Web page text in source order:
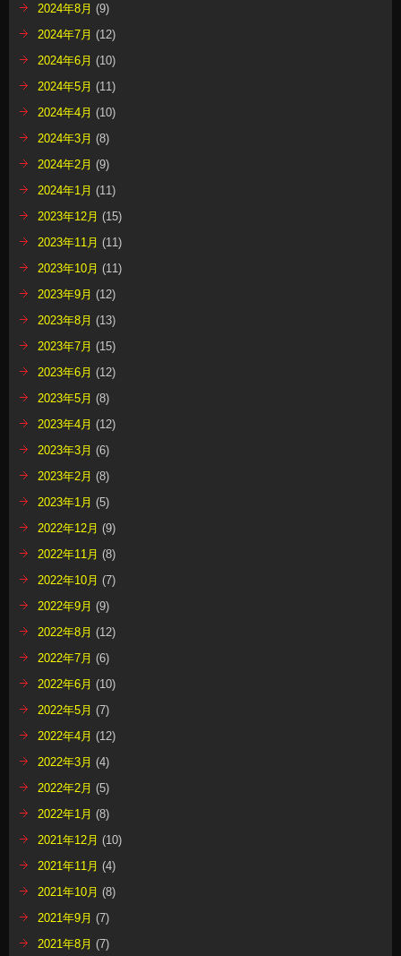
2024年8月 (9)
2024年7月 (12)
2024年6月 (10)
2024年5月 (11)
2024年4月 (10)
2024年3月 (8)
2024年2月 (9)
2024年1月 (11)
2023年12月 (15)
2023年11月 (11)
2023年10月 (11)
2023年9月 (12)
2023年8月 (13)
2023年7月 (15)
2023年6月 (12)
2023年5月 (8)
2023年4月 (12)
2023年3月 (6)
2023年2月 (8)
2023年1月 (5)
2022年12月 (9)
2022年11月 (8)
2022年10月 (7)
2022年9月 (9)
2022年8月 (12)
2022年7月 (6)
2022年6月 (10)
2022年5月 (7)
2022年4月 (12)
2022年3月 (4)
2022年2月 (5)
2022年1月 (8)
2021年12月 (10)
2021年11月 (4)
2021年10月 (8)
2021年9月 (7)
2021年8月 (7)